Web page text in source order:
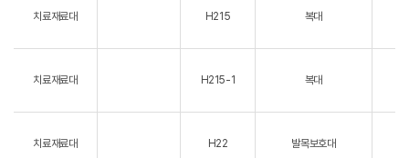
치료재료대 H215 복대
치료재료대 H215-1 복대
치료재료대 H22 발목보호대